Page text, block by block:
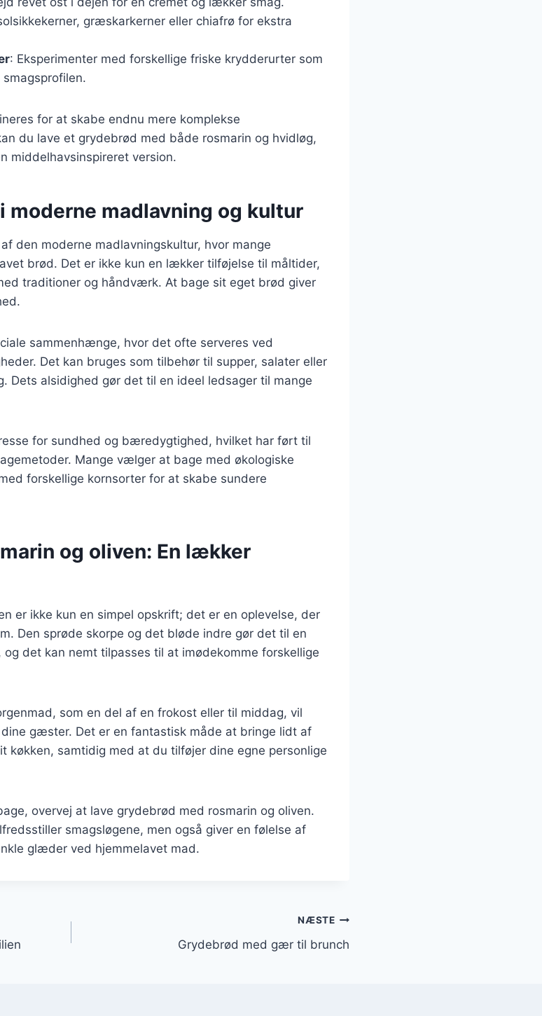
græskarkerner eller chiafrø for ekstra
: Eksperimenter med forskellige friske krydderurter som
for at skabe endnu mere komplekse
du lave et grydebrød med både rosmarin og hvidløg,
middelhavsinspireret version.
moderne madlavning og kultur
den moderne madlavningskultur, hvor mange
brød. Det er ikke kun en lækker tilføjelse til måltider,
traditioner og håndværk. At bage sit eget brød giver
sammenhænge, hvor det ofte serveres ved
Det kan bruges som tilbehør til supper, salater eller
Dets alsidighed gør det til en ideel ledsager til mange
for sundhed og bæredygtighed, hvilket har ført til
Mange vælger at bage med økologiske
forskellige kornsorter for at skabe sundere
og oliven: En lækker
er ikke kun en simpel opskrift; det er en oplevelse, der
Den sprøde skorpe og det bløde indre gør det til en
det kan nemt tilpasses til at imødekomme forskellige
som en del af en frokost eller til middag, vil
gæster. Det er en fantastisk måde at bringe lidt af
køkken, samtidig med at du tilføjer dine egne personlige
overvej at lave grydebrød med rosmarin og oliven.
smagsløgene, men også giver en følelse af
glæder ved hjemmelavet mad.
NÆSTE
Grydebrød med gær til brunch